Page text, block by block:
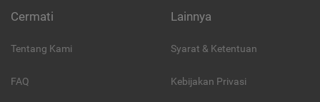
Cermati
Tentang Kami
FAQ
Lainnya
Syarat & Ketentuan
Kebijakan Privasi